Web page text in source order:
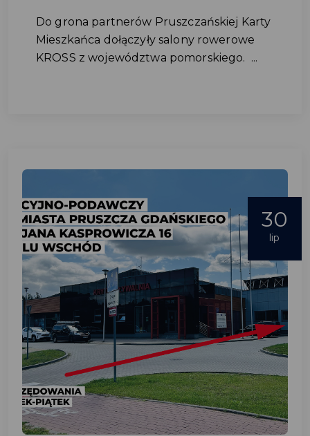
Do grona partnerów Pruszczańskiej Karty
Mieszkańca dołączyły salony rowerowe
KROSS z województwa pomorskiego. ...
30
lip